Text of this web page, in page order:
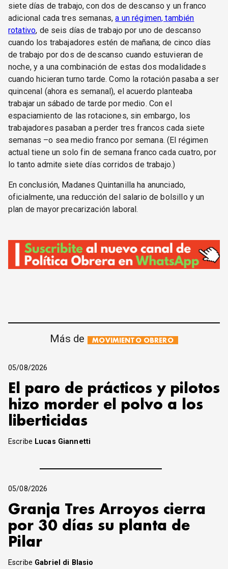
siete días de trabajo, con dos de descanso y un franco
adicional cada tres semanas,a un régimen, también
rotativo, de seis días de trabajo por uno de descanso
cuando los trabajadores estén de mañana; de cinco días
de trabajo por dos de descanso cuando estuvieran de
noche, y a una combinación de estas dos modalidades
cuando hicieran turno tarde. Como la rotación pasaba a ser
quincenal (ahora es semanal), el acuerdo planteaba
trabajar un sábado de tarde por medio. Con el
espaciamiento de las rotaciones, sin embargo, los
trabajadores pasaban a perder tres francos cada siete
semanas –o sea medio franco por semana. (El régimen
actual tiene un solo fin de semana franco cada cuatro, por
lo tanto admite siete días corridos de trabajo.)
En conclusión, Madanes Quintanilla ha anunciado,
oficialmente, una reducción del salario de bolsillo y un
plan de mayor precarización laboral.
Más de MOVIMIENTO OBRERO
05/08/2026
El paro de prácticos y pilotos
hizo morder el polvo a los
liberticidas
Escribe Lucas Giannetti
05/08/2026
Granja Tres Arroyos cierra
por 30 días su planta de
Pilar
Escribe Gabriel di Blasio